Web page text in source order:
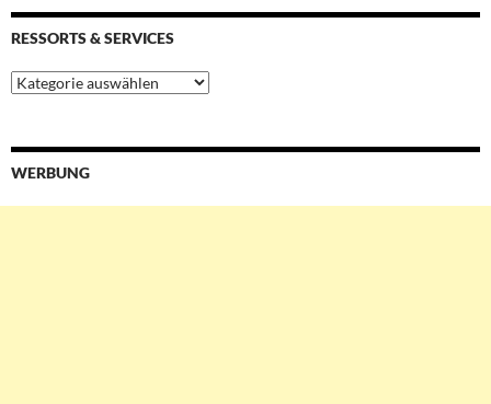
RESSORTS & SERVICES
Ressorts
&
WERBUNG